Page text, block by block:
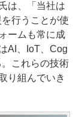
は、「当社は
行うことが使
ームも常に成
AI、IoT、Cog
これらの技術
り組んでいき